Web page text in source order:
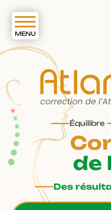
Équilibre
de
Des